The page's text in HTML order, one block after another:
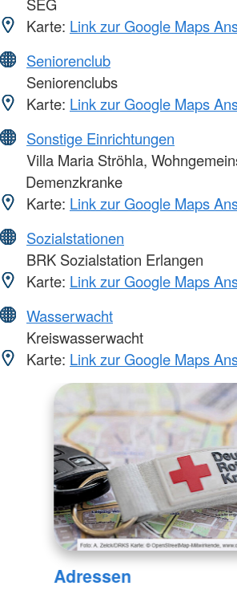
SEG
Karte: Link zur Google Maps
Seniorenclub
Seniorenclubs
Karte: Link zur Google Maps
Sonstige Einrichtungen
Villa Maria Ströhla,
Demenzkranke
Karte: Link zur Google Maps
Sozialstationen
BRK Sozialstation Erlangen
Karte: Link zur Google Maps
Wasserwacht
Kreiswasserwacht
Karte: Link zur Google Maps
Adressen